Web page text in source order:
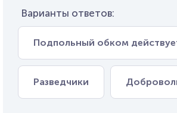
Варианты ответов:
Подпольный обком
Разведчики